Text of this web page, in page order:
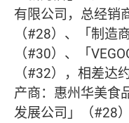
有限公司，总经销
（#28）、「制造
（#30）、「
（#32），相差达
产商：惠州华美食
发展公司」（#28